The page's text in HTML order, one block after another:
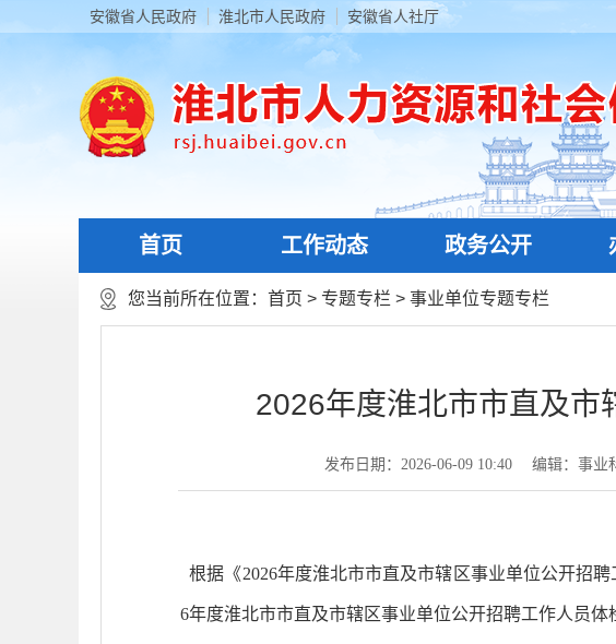
安徽省人民政府 淮北市人民政府 安徽省人社厅
首页 工作动态 政务公开
您当前所在位置： 首页 > 专题专栏 > 事业单位专题专栏
2026年度淮北市市直及市
发布日期：2026-06-09 10:40 编辑：事业
根据《2026年度淮北市市直及市辖区事业单位公开招
6年度淮北市市直及市辖区事业单位公开招聘工作人员体